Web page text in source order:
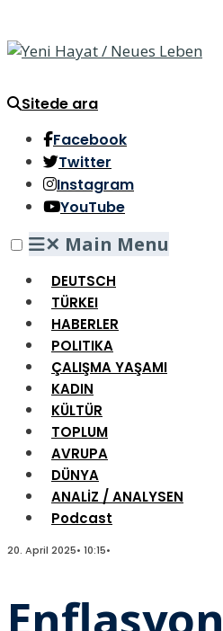
Sitede ara
Facebook
Twitter
Instagram
YouTube
✕ Main Menu
DEUTSCH
TÜRKEI
HABERLER
POLITIKA
ÇALIŞMA YAŞAMI
KADIN
KÜLTÜR
TOPLUM
AVRUPA
DÜNYA
ANALİZ / ANALYSEN
Podcast
20. April 2025• 10:15•